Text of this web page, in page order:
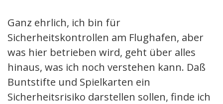
Ganz ehrlich, ich bin für
Sicherheitskontrollen am Flughafen, aber
was hier betrieben wird, geht über alles
hinaus, was ich noch verstehen kann. Daß
Buntstifte und Spielkarten ein
Sicherheitsrisiko darstellen sollen, finde ich